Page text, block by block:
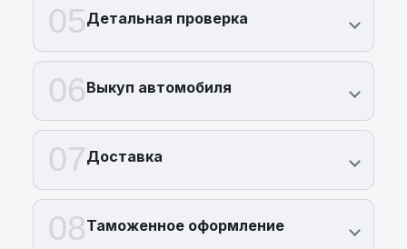
Позвоните нам прямо сейчас по номеру
05Детальная проверка
06Выкуп автомобиля
07Доставка
08Таможенное оформление